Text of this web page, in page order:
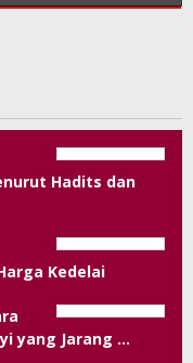
Kedelai
yang Jarang …